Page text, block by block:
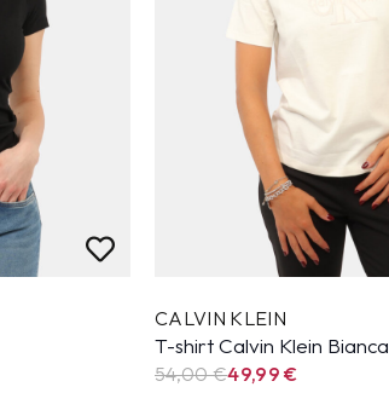
CALVIN KLEIN
T-shirt Calvin Klein Bianca
54,00 €49,99€